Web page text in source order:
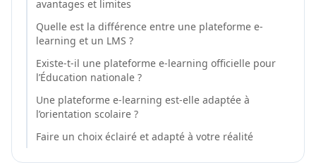
avantages et limites
Quelle est la différence entre une plateforme e-
learning et un LMS ?
Existe-t-il une plateforme e-learning officielle pour
l’Éducation nationale ?
Une plateforme e-learning est-elle adaptée à
l’orientation scolaire ?
Faire un choix éclairé et adapté à votre réalité